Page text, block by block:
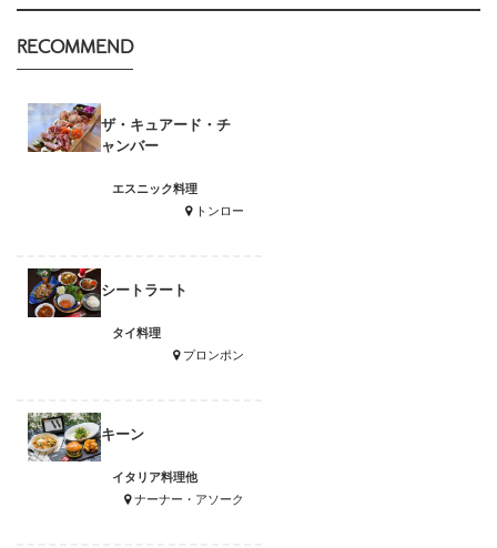
RECOMMEND
ザ・キュアード・チ
ャンバー
エスニック料理
トンロー
シートラート
タイ料理
プロンポン
キーン
イタリア料理他
ナーナー・アソーク